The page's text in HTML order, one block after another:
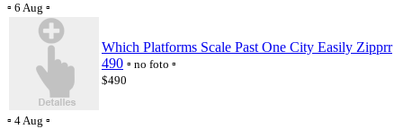
▫️ 6 Aug ▫️
Which Platforms Scale Past One City Easily Zipprr
490 ▫️ no foto ▫️
$490
▫️ 4 Aug ▫️